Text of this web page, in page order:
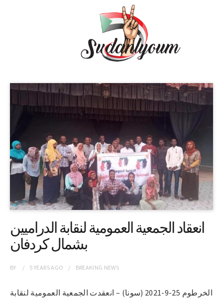
انعقاد الجمعية العمومية لنقابة الدراميين
بشمال كردفان
BY 5 YEARSAGO BREAKING NEWS
الخرطوم 25-9-2021 (سونا) – انعقدت الجمعية العمومية لنقابة